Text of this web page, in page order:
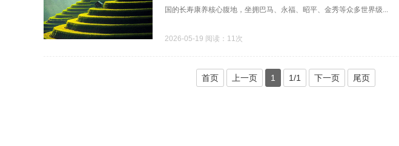
国的长寿康养核心腹地，坐拥巴马、永福、昭平、金秀等众多世界级...
2026-05-19 阅读：11次
首页 上一页 1 1/1 下一页 尾页